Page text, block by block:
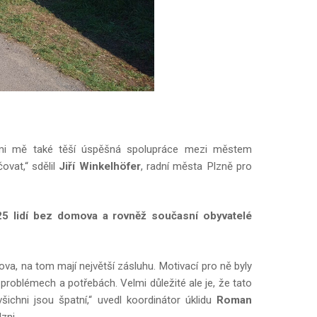
mě také těší úspěšná spolupráce mezi městem
sdělil Jiří Winkelhöfer, radní města Plzně pro
lidí bez domova a rovněž současní obyvatelé
na tom mají největší zásluhu. Motivací pro ně byly
a potřebách. Velmi důležité ale je, že tato
jsou špatní,“ uvedl koordinátor úklidu Roman